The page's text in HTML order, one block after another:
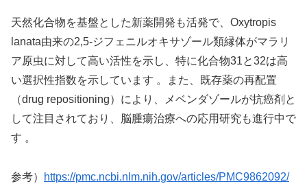
天然化合物を基盤とした新薬開発も活発で、Oxytropis
lanata由来の2,5-ジフェニルオキサゾール類縁体がマラリ
ア原虫に対して高い活性を示し、特に化合物31と32は高
い選択性指数を示しています 。また、既存薬の再配置
（drug repositioning）により、メベンダゾールが抗癌剤と
して注目されており、脳腫瘍治療への応用研究も進行中で
す 。
参考） https://pmc.ncbi.nlm.nih.gov/articles/PMC9862092/